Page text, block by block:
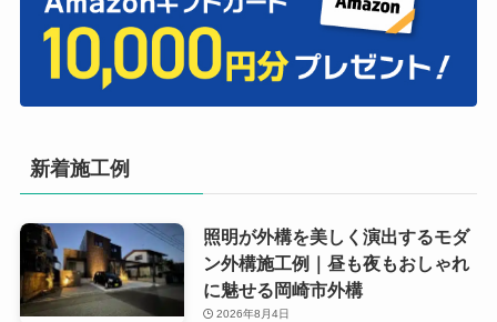
新着施工例
照明が外構を美しく演出するモダ
ン外構施工例｜昼も夜もおしゃれ
に魅せる岡崎市外構
2026年8月4日